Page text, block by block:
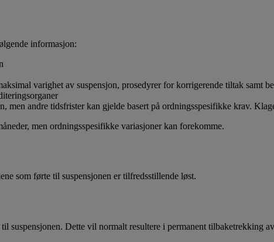
informasjon:
varighet av suspensjon, prosedyrer for korrigerende tiltak samt
andre tidsfrister kan gjelde basert på ordningsspesifikke krav.
men ordningsspesifikke variasjoner kan forekomme.
som førte til suspensjonen er tilfredsstillende løst.
suspensjonen. Dette vil normalt resultere i permanent tilbaketrekking